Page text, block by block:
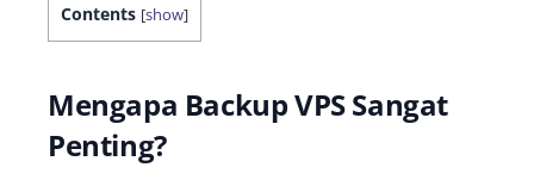
Contents [show]
Mengapa Backup VPS Sangat
Penting?